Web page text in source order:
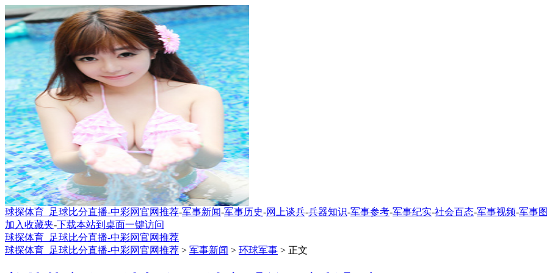
球探体育_足球比分直播-中彩网官网推荐-军事新闻-军事历史-网上谈兵-兵器知识-军事参考-军事纪实-社会百态-军事视频-军事
加入收藏夹-下载本站到桌面一键访问
球探体育_足球比分直播-中彩网官网推荐
球探体育_足球比分直播-中彩网官网推荐 > 军事新闻 > 环球军事 > 正文